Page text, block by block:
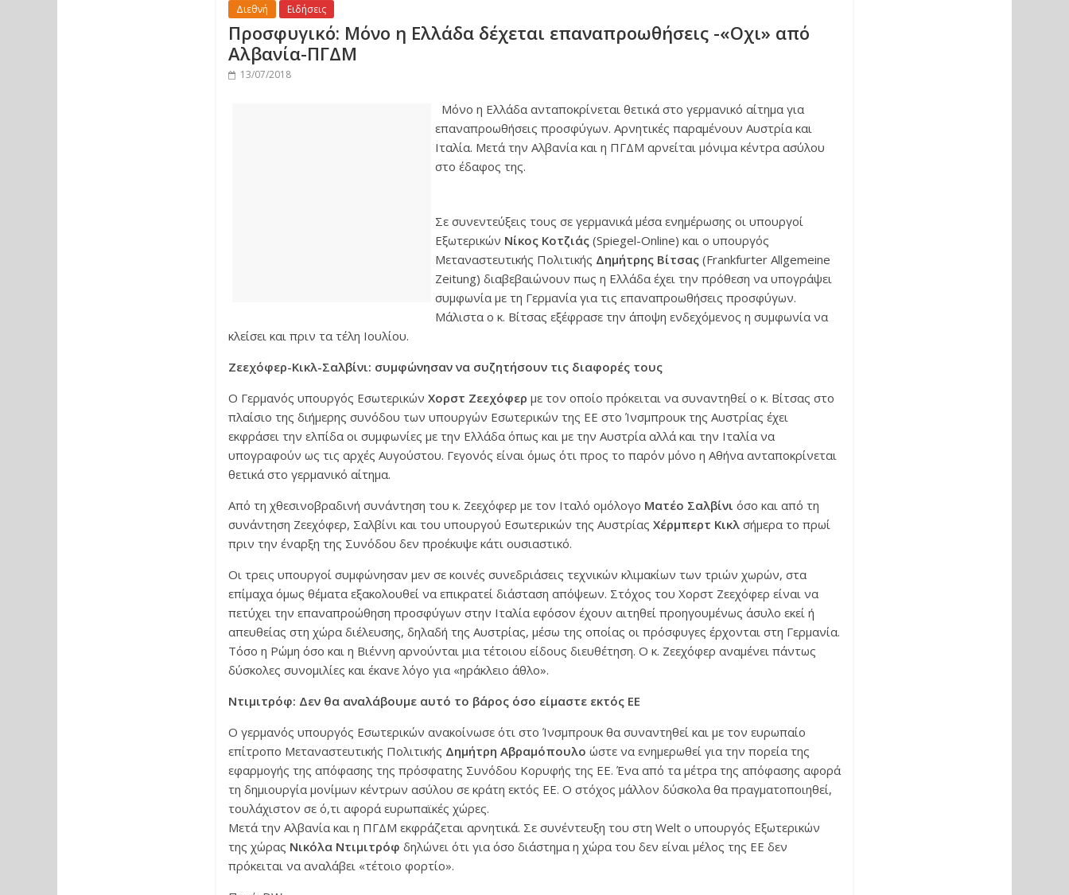
Διεθνή Ειδήσεις
Προσφυγικό: Μόνο η Ελλάδα δέχεται επαναπροωθήσεις -«Οχι» από
Αλβανία-ΠΓΔΜ
13/07/2018
Μόνο η Ελλάδα ανταποκρίνεται θετικά στο γερμανικό αίτημα για
επαναπροωθήσεις προσφύγων. Αρνητικές παραμένουν Αυστρία και
Ιταλία. Μετά την Αλβανία και η ΠΓΔΜ αρνείται μόνιμα κέντρα ασύλου
στο έδαφος της.
Σε συνεντεύξεις τους σε γερμανικά μέσα ενημέρωσης οι υπουργοί
Εξωτερικών Νίκος Κοτζιάς (Spiegel-Online) και ο υπουργός
Μεταναστευτικής Πολιτικής Δημήτρης Βίτσας (Frankfurter Allgemeine
Zeitung) διαβεβαιώνουν πως η Ελλάδα έχει την πρόθεση να υπογράψει
συμφωνία με τη Γερμανία για τις επαναπροωθήσεις προσφύγων.
Μάλιστα ο κ. Βίτσας εξέφρασε την άποψη ενδεχόμενος η συμφωνία να
κλείσει και πριν τα τέλη Ιουλίου.
Ζεεχόφερ-Κικλ-Σαλβίνι: συμφώνησαν να συζητήσουν τις διαφορές τους
Ο Γερμανός υπουργός Εσωτερικών Χορστ Ζεεχόφερ με τον οποίο πρόκειται να συναντηθεί ο κ. Βίτσας στο
πλαίσιο της διήμερης συνόδου των υπουργών Εσωτερικών της ΕΕ στο Ίνσμπρουκ της Αυστρίας έχει
εκφράσει την ελπίδα οι συμφωνίες με την Ελλάδα όπως και με την Αυστρία αλλά και την Ιταλία να
υπογραφούν ως τις αρχές Αυγούστου. Γεγονός είναι όμως ότι προς το παρόν μόνο η Αθήνα ανταποκρίνεται
θετικά στο γερμανικό αίτημα.
Από τη χθεσινοβραδινή συνάντηση του κ. Ζεεχόφερ με τον Ιταλό ομόλογο Ματέο Σαλβίνι όσο και από τη
συνάντηση Ζεεχόφερ, Σαλβίνι και του υπουργού Εσωτερικών της Αυστρίας Χέρμπερτ Κικλ σήμερα το πρωί
πριν την έναρξη της Συνόδου δεν προέκυψε κάτι ουσιαστικό.
Οι τρεις υπουργοί συμφώνησαν μεν σε κοινές συνεδριάσεις τεχνικών κλιμακίων των τριών χωρών, στα
επίμαχα όμως θέματα εξακολουθεί να επικρατεί διάσταση απόψεων. Στόχος του Χορστ Ζεεχόφερ είναι να
πετύχει την επαναπροώθηση προσφύγων στην Ιταλία εφόσον έχουν αιτηθεί προηγουμένως άσυλο εκεί ή
απευθείας στη χώρα διέλευσης, δηλαδή της Αυστρίας, μέσω της οποίας οι πρόσφυγες έρχονται στη Γερμανία.
Τόσο η Ρώμη όσο και η Βιέννη αρνούνται μια τέτοιου είδους διευθέτηση. Ο κ. Ζεεχόφερ αναμένει πάντως
δύσκολες συνομιλίες και έκανε λόγο για «ηράκλειο άθλο».
Ντιμιτρόφ: Δεν θα αναλάβουμε αυτό το βάρος όσο είμαστε εκτός ΕΕ
Ο γερμανός υπουργός Εσωτερικών ανακοίνωσε ότι στο Ίνσμπρουκ θα συναντηθεί και με τον ευρωπαίο
επίτροπο Μεταναστευτικής Πολιτικής Δημήτρη Αβραμόπουλο ώστε να ενημερωθεί για την πορεία της
εφαρμογής της απόφασης της πρόσφατης Συνόδου Κορυφής της ΕΕ. Ένα από τα μέτρα της απόφασης αφορά
τη δημιουργία μονίμων κέντρων ασύλου σε κράτη εκτός ΕΕ. Ο στόχος μάλλον δύσκολα θα πραγματοποιηθεί,
τουλάχιστον σε ό,τι αφορά ευρωπαϊκές χώρες.
Μετά την Αλβανία και η ΠΓΔΜ εκφράζεται αρνητικά. Σε συνέντευξη του στη Welt o υπουργός Εξωτερικών
της χώρας Νικόλα Ντιμιτρόφ δηλώνει ότι για όσο διάστημα η χώρα του δεν είναι μέλος της ΕΕ δεν
πρόκειται να αναλάβει «τέτοιο φορτίο».